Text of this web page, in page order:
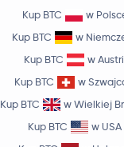
Kup BTC
w
Kup BTC
w
Kup BTC
w
Kup BTC
w
Kup BTC
w Wielkiej
Kup BTC
w USA